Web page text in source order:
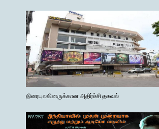
திரையுலகினருக்கான அதிர்ச்சி தகவல்